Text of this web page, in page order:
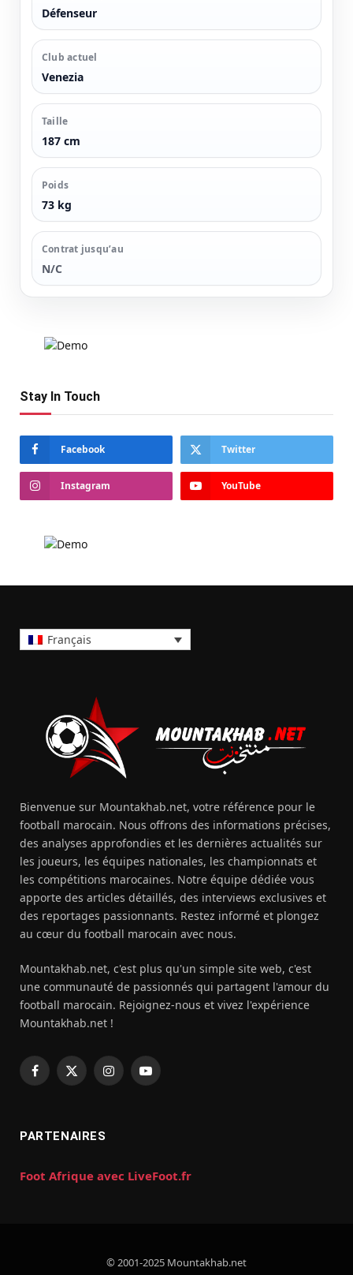
Défenseur
Club actuel
Venezia
Taille
187 cm
Poids
73 kg
Contrat jusqu’au
N/C
Stay In Touch
Facebook Twitter
Instagram YouTube
Français
Bienvenue sur Mountakhab.net, votre référence pour le
football marocain. Nous offrons des informations précises,
des analyses approfondies et les dernières actualités sur
les joueurs, les équipes nationales, les championnats et
les compétitions marocaines. Notre équipe dédiée vous
apporte des articles détaillés, des interviews exclusives et
des reportages passionnants. Restez informé et plongez
au cœur du football marocain avec nous.
Mountakhab.net, c'est plus qu'un simple site web, c'est
une communauté de passionnés qui partagent l'amour du
football marocain. Rejoignez-nous et vivez l'expérience
Mountakhab.net !
Facebook
X
InstagramYouTube
PARTENAIRES
Foot Afrique avec LiveFoot.fr
© 2001-2025 Mountakhab.net